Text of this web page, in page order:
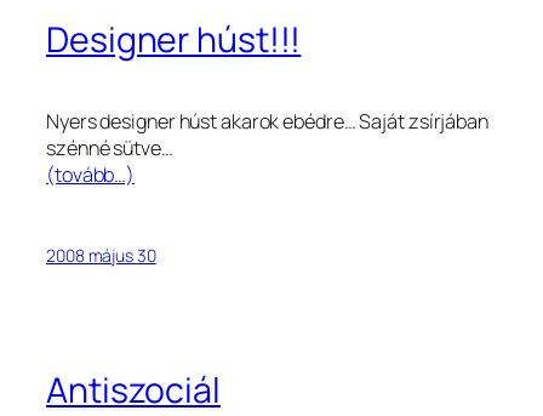
Designer húst!!!
Nyers designer húst akarok ebédre… Saját zsírjában
szénné sütve…
(tovább…)
2008 május 30
Antiszociál